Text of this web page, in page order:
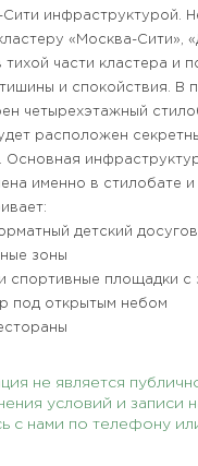
инфраструктурой.
«Москва-Сити»,
тихой части кластера и
и спокойствия. В
четырехэтажный
расположен
Основная
именно в стилобате и
детский
зоны
спортивные площадки с
под открытым небом
не является
условий и записи
с нами по телефону